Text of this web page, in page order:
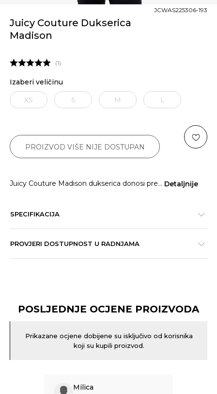
Juicy Couture Dukserica
Madison
JCWAS225306-193
1
Izaberi veličinu
XS S M L
PROIZVOD VIŠE NIJE DOSTUPAN
Juicy Couture Madison dukserica donosi pre... Detaljnije
SPECIFIKACIJA
PROVJERI DOSTUPNOST U RADNJAMA
POSLJEDNJE OCJENE PROIZVODA
Prikazane ocjene dobijene su isključivo od korisnika
koji su kupili proizvod.
Milica